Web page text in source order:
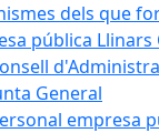
dels que
pública Llinars
General
empresa